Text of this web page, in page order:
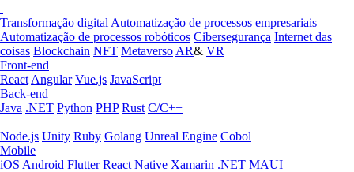
Transformação digital Automatização de processos empresariais
Automatização de processos robóticos Cibersegurança Internet das
coisas Blockchain NFT Metaverso AR& VR
Front-end
React Angular Vue.js JavaScript
Back-end
Java .NET Python PHP Rust C/C++
Node.js Unity Ruby Golang Unreal Engine Cobol
Mobile
iOS Android Flutter React Native Xamarin .NET MAUI